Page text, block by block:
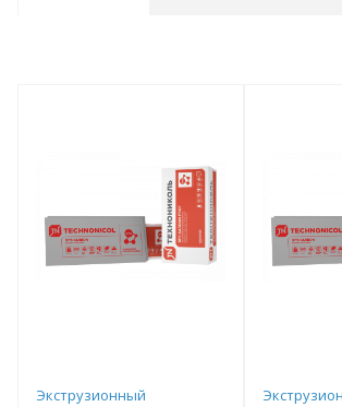
Экструзионный